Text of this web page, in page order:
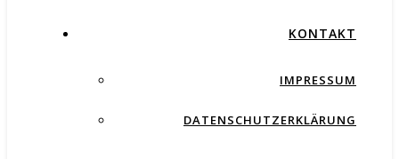
KONTAKT
IMPRESSUM
DATENSCHUTZERKLÄRUNG